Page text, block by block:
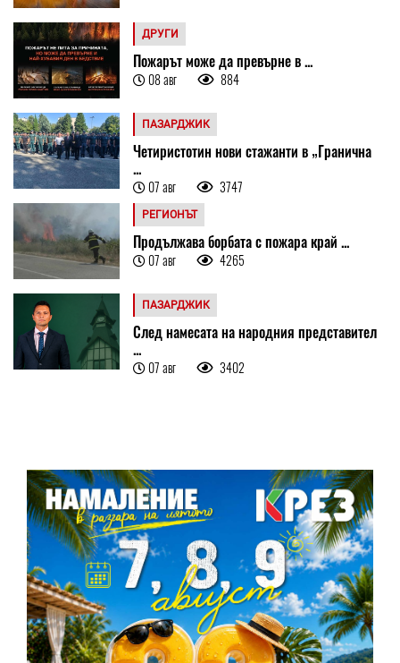
ДРУГИ
Пожарът може да превърне в ...
08 авг 884
ПАЗАРДЖИК
Четиристотин нови стажанти в „Гранична
...
07 авг 3747
РЕГИОНЪТ
Продължава борбата с пожара край ...
07 авг 4265
ПАЗАРДЖИК
След намесата на народния представител
...
07 авг 3402